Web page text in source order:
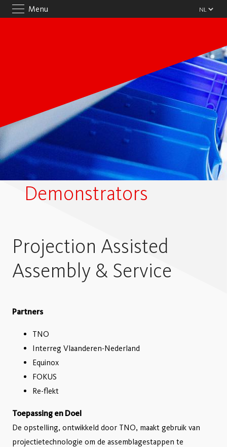
Menu
Demonstrators
Projection Assisted
Assembly & Service
Partners
TNO
Interreg Vlaanderen-Nederland
Equinox
FOKUS
Re-flekt
Toepassing en Doel
De opstelling, ontwikkeld door TNO, maakt gebruik van
projectietechnologie om de assemblagestappen te